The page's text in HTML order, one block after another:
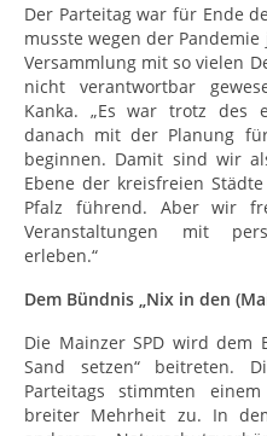
Der Parteitag war für Ende
musste wegen der
Versammlung mit so vielen
nicht verantwortbar
Kanka. „Es war trotz des
danach mit der Planung
beginnen. Damit sind wir
Ebene der kreisfreien
Pfalz führend. Aber wir
Veranstaltungen mit
erleben.“
Dem Bündnis „Nix in den
Die Mainzer SPD wird dem
Sand setzen“ beitreten.
Parteitags stimmten
breiter Mehrheit zu. In